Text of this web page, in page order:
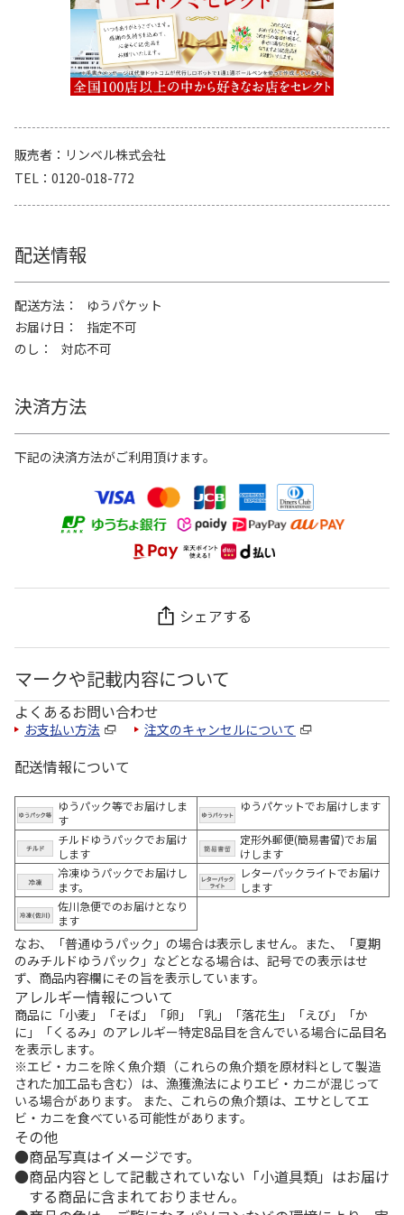
販売者
リンベル株式会社
TEL
0120-018-772
配送情報
配送方法
ゆうパケット
お届け日
指定不可
のし
対応不可
決済方法
下記の決済方法がご利用頂けます。
シェアする
マークや記載内容について
よくあるお問い合わせ
お支払い方法 注文のキャンセルについて
配送情報について
ゆうパック等でお届けしま
す
ゆうパケットでお届けします
チルドゆうパックでお届け
します
定形外郵便(簡易書留)でお届
けします
冷凍ゆうパックでお届けし
ます。
レターパックライトでお届け
します
佐川急便でのお届けとなり
ます
なお、「普通ゆうパック」の場合は表示しません。また、「夏期
のみチルドゆうパック」などとなる場合は、記号での表示はせ
ず、商品内容欄にその旨を表示しています。
アレルギー情報について
商品に「小麦」「そば」「卵」「乳」「落花生」「えび」「か
に」「くるみ」のアレルギー特定8品目を含んでいる場合に品目名
を表示します。
※エビ・カニを除く魚介類（これらの魚介類を原材料として製造
された加工品も含む）は、漁獲漁法によりエビ・カニが混じって
いる場合があります。 また、これらの魚介類は、エサとしてエ
ビ・カニを食べている可能性があります。
その他
商品写真はイメージです。
商品内容として記載されていない「小道具類」はお届け
する商品に含まれておりません。